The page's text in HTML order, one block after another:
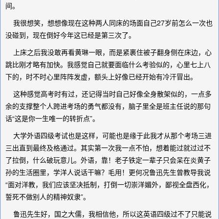
间。
我很想笑，想想像现在这种两人同床的场面自己27岁前怎么一次也
没碰到，现在倒好今年这已经是第三次了。
上床之后我没敢再看黄琳一眼，而是紧裹住被子翻身侧在床边，心
跳比刚才略有加快。我感觉自己就要面临什么考验似的，心里七上八
下的，时不时心里阵阵发虚，额头上好像已经开始有冷汗冒出。
这种感觉高考时有过，还记得当时自己好像全身散架似的，一点多
余的支撑整个人跨进考场的勇气都没有，脑子里全是班主任说的那句
话“这是你一生唯一的转折点”。
大学外语四级考试也是这样，可能也是缘于此我才从那个考场三进
三出直到最终及格通过。其实第一次我一点不怕，想着能过就过过不
了拉倒，什么破玩意儿。外语，靠！老子铁定一辈子只会呆在炎黄子
孙的生活圈里，学洋人说话干嘛？毛用！更何况鲁迅先生曾教导我说
“面对洋教，我们应该坚决抵制，打倒一切崇洋媚外，鄙视全盘西化，
誓死不做别人的精神奴隶”。
鲁迅先生好，国之大儒，我相信他，所以这英语四级过不了只能说